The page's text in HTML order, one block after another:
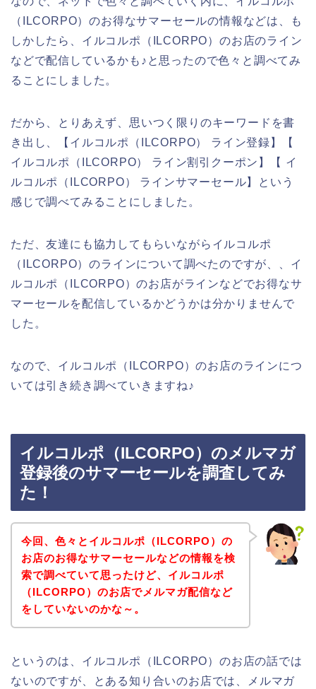
（ILCORPO）のお得なサマーセールの情報などは、も
しかしたら、イルコルポ（ILCORPO）のお店のライン
などで配信しているかも♪と思ったので色々と調べてみ
ることにしました。
だから、とりあえず、思いつく限りのキーワードを書
き出し、【イルコルポ（ILCORPO） ライン登録】【
イルコルポ（ILCORPO） ライン割引クーポン】【 イ
ルコルポ（ILCORPO） ラインサマーセール】という
感じで調べてみることにしました。
ただ、友達にも協力してもらいながらイルコルポ
（ILCORPO）のラインについて調べたのですが、、イ
ルコルポ（ILCORPO）のお店がラインなどでお得なサ
マーセールを配信しているかどうかは分かりませんで
した。
なので、イルコルポ（ILCORPO）のお店のラインにつ
いては引き続き調べていきますね♪
イルコルポ（ILCORPO）のメルマガ
登録後のサマーセールを調査してみ
た！
今回、色々とイルコルポ（ILCORPO）の
お店のお得なサマーセールなどの情報を検
索で調べていて思ったけど、イルコルポ
（ILCORPO）のお店でメルマガ配信など
をしていないのかな～。
というのは、イルコルポ（ILCORPO）のお店の話では
ないのですが、とある知り合いのお店では、メルマガ